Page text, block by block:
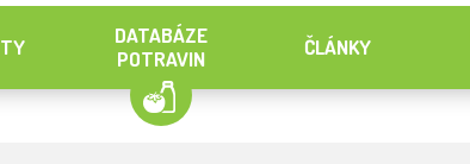
DATABÁZE
POTRAVIN
ČLÁNKY